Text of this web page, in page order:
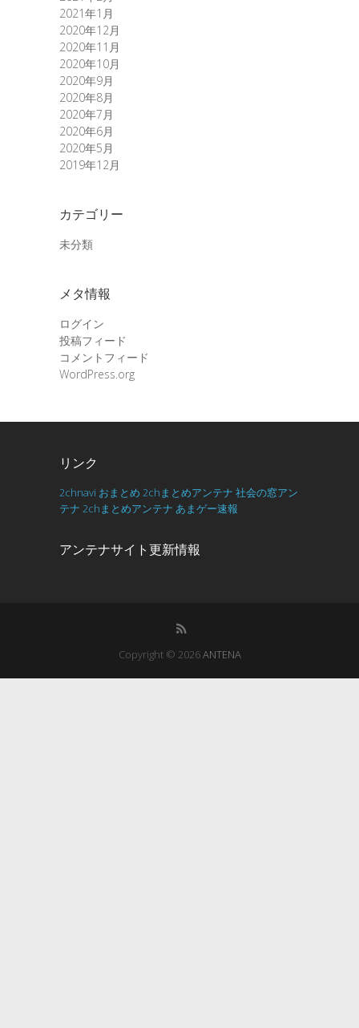
2021年1月
2020年12月
2020年11月
2020年10月
2020年9月
2020年8月
2020年7月
2020年6月
2020年5月
2019年12月
カテゴリー
未分類
メタ情報
ログイン
投稿フィード
コメントフィード
WordPress.org
リンク
2chnavi おまとめ 2chまとめアンテナ 社会の窓アン
テナ 2chまとめアンテナ あまゲー速報
アンテナサイト更新情報
Copyright © 2026ANTENA